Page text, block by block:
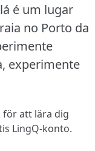
é um lugar
no Porto da
experimente
för att lära dig
LingQ-konto.